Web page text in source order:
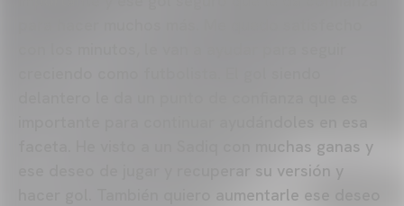
faceta. He visto a un Sadiq con muchas ganas y
ese deseo de jugar y recuperar su versión y
hacer gol. También quiero aumentarle ese deseo